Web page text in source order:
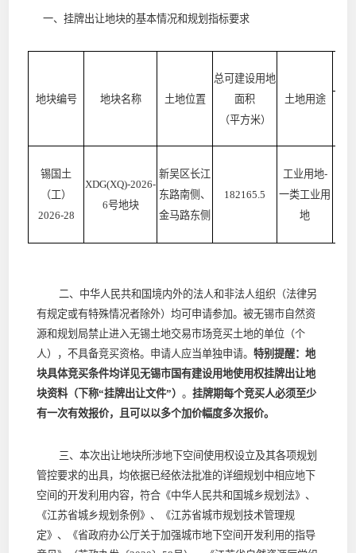
一、挂牌出让地块的基本情况和规划指标要求
地块编号 地块名称 土地位置
总可建设用地
面积
（平方米）
土地用途
锡国土
（工）
2026-28
XDG(XQ)-2026-
6号地块
新吴区长江
东路南侧、
金马路东侧
182165.5
工业用地-
一类工业用
地
二、中华人民共和国境内外的法人和非法人组织（法律另
有规定或有特殊情况者除外）均可申请参加。被无锡市自然资
源和规划局禁止进入无锡土地交易市场竞买土地的单位（个
人），不具备竞买资格。申请人应当单独申请。 特别提醒：地
块具体竞买条件均详见无锡市国有建设用地使用权挂牌出让地
块资料（下称“挂牌出让文件”） 。 挂牌期每个竞买人必须至少
有一次有效报价，且可以以多个加价幅度多次报价。
三、本次出让地块所涉地下空间使用权设立及其各项规划
管控要求的出具，均依据已经依法批准的详细规划中相应地下
空间的开发利用内容， 符合《中华人民共和国城乡规划法》、
《江苏省城乡规划条例》、《江苏省城市规划技术管理规
定》、
《省政府办公厅关于加强城市地下空间开发利用的指导